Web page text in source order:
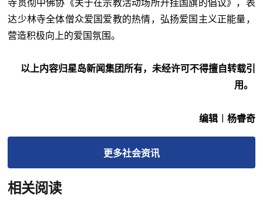
寺贯彻中佛协《关于在宗教活动场所升挂国旗的倡议》，表
达少林寺全体僧众爱国爱教的热情，弘扬爱国主义正能量，
营造积极向上的爱国氛围。
以上内容归星岛新闻集团所有，未经许可不得擅自转载引
用。
编辑︱杨睿奇
更多社会资讯
相关阅读